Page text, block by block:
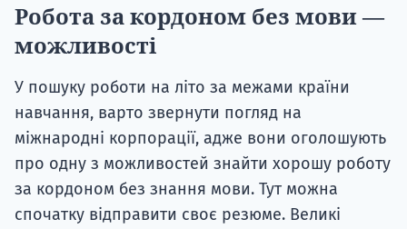
Робота за кордоном без мови —
можливості
У пошуку роботи на літо за межами країни
навчання, варто звернути погляд на
міжнародні корпорації, адже вони оголошують
про одну з можливостей знайти хорошу роботу
за кордоном без знання мови. Тут можна
спочатку відправити своє резюме. Великі